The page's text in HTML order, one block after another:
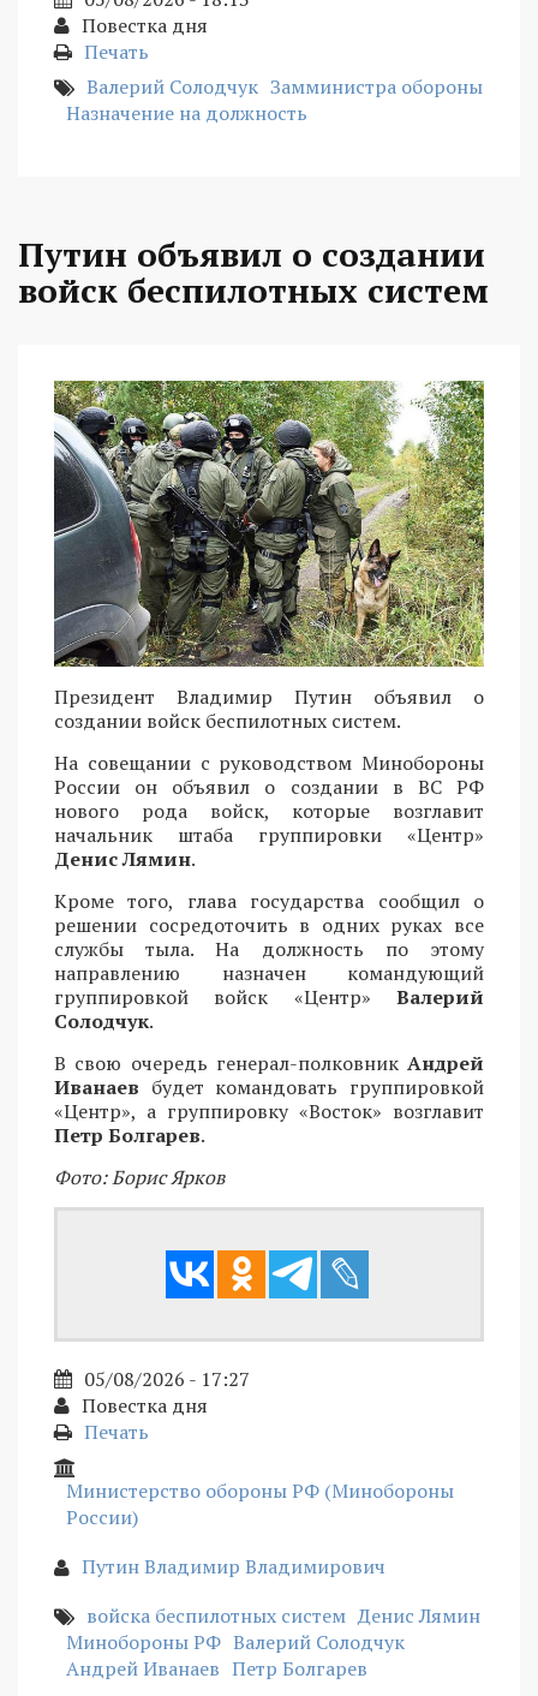
Повестка дня
Печать
Валерий Солодчук Замминистра обороны
Назначение на должность
Путин объявил о создании
войск беспилотных систем
Президент Владимир Путин объявил о
создании войск беспилотных систем.
На совещании с руководством Минобороны
России он объявил о создании в ВС РФ
нового рода войск, которые возглавит
начальник штаба группировки «Центр»
Денис Лямин.
Кроме того, глава государства сообщил о
решении сосредоточить в одних руках все
службы тыла. На должность по этому
направлению назначен командующий
группировкой войск «Центр» Валерий
Солодчук.
В свою очередь генерал-полковникАндрей
Иванаев будет командовать группировкой
«Центр», а группировку «Восток» возглавит
Петр Болгарев.
Фото: Борис Ярков
05/08/2026 - 17:27
Повестка дня
Печать
Министерство обороны РФ (Минобороны
России)
Путин Владимир Владимирович
войска беспилотных систем Денис Лямин
Минобороны РФ Валерий Солодчук
Андрей Иванаев Петр Болгарев